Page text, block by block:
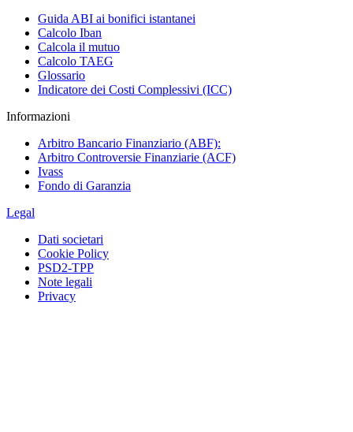
Guida ABI ai bonifici istantanei
Calcolo Iban
Calcola il mutuo
Calcolo TAEG
Glossario
Indicatore dei Costi Complessivi (ICC)
Informazioni
Arbitro Bancario Finanziario (ABF):
Arbitro Controversie Finanziarie (ACF)
Ivass
Fondo di Garanzia
Legal
Dati societari
Cookie Policy
PSD2-TPP
Note legali
Privacy